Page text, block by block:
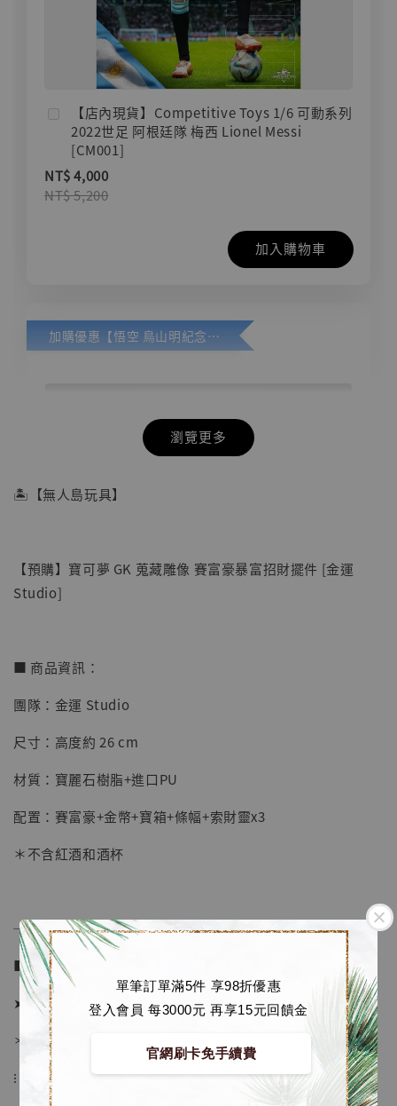
單筆訂單滿5件 享98折優惠
登入會員 每3000元 再享15元回饋金
官網刷卡免手續費
【店內現貨】Competitive Toys 1/6 可動系列
2022世足 阿根廷隊 梅西 Lionel Messi
[CM001]
NT$ 4,000
NT$ 5,200
加入購物車
加購優惠【悟空 鳥山明紀念款 [奇蹟工作室]】
【店內現貨】七龍珠 系列蒐藏雕像 悟空 鳥山
明紀念款 [奇蹟工作室]
NT$ 5,580
加購優惠【海賊王 布魯克達摩 [7STARS Studio]】
瀏覽更多
🏝【無人島玩具】
【預購】寶可夢 GK 蒐藏雕像 賽富豪暴富招財擺件 [金運
Studio]
■ 商品資訊：
團隊：金運 Studio
尺寸：高度約 26 cm
材質：寶麗石樹脂+進口PU
配置：賽富豪+金幣+寶箱+條幅+索財靈x3
＊不含紅酒和酒杯
──────────────
■ 販售資訊：
➤ 價格 2880元 (訂金1180)
＊ 國際運費另計
⁝